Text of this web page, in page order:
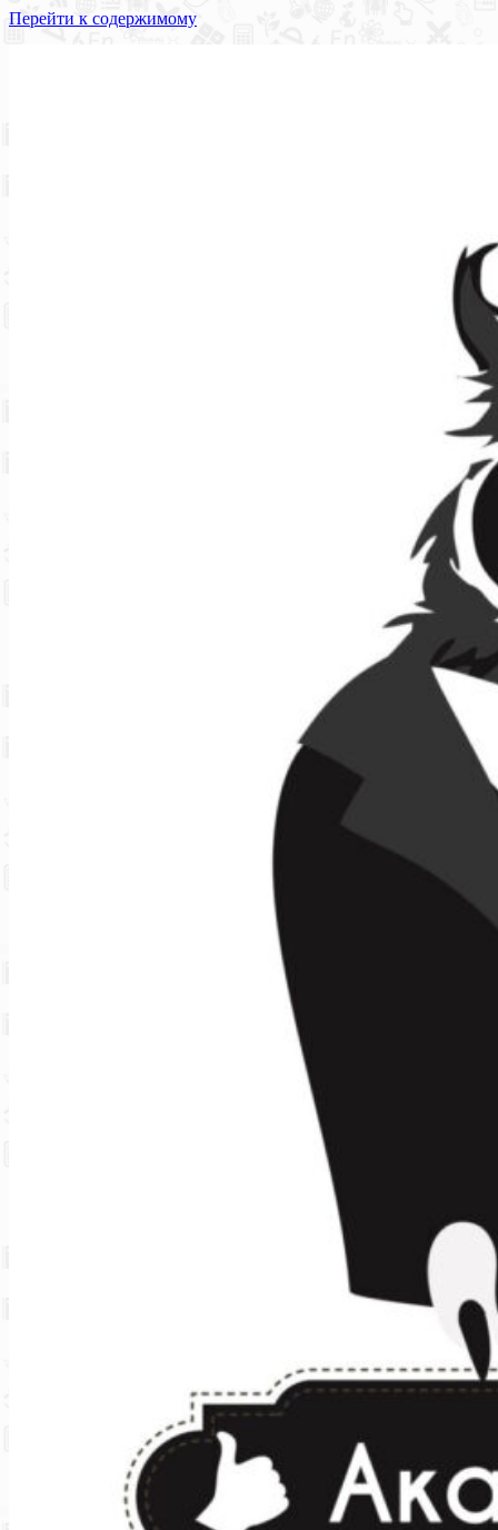
Перейти к содержимому